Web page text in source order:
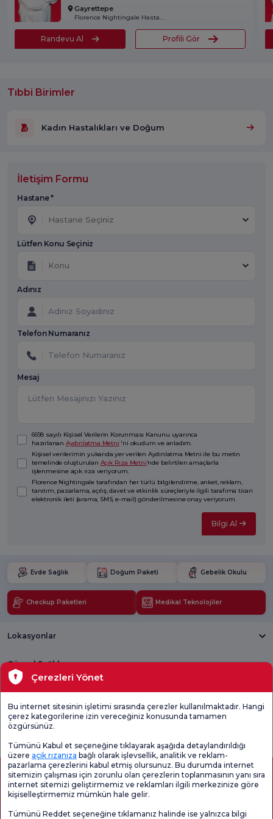
Gayrettepe
Florence Nightingale Hastanesi
Randevu Al Profili Gör
Tıbbi Birimler
Kadın Hastalıkları ve Doğum
İletişim Formu
Hastane *
Hastane Seçiniz
Lütfen Konu Seçiniz
Konu
Adınız
Telefon Numaranız
Mesaj
6698 sayılı Kişisel Verilerin Korunması Kanunu uyarınca
hazırlanan Aydınlatma Metni 'ni okudum ve anladım.
Kişisel verilerimin yukarıda yer verilen Aydınlatma Metni ile bu metin
temelinde oluşturulan Açık Rıza Metni’nde belirtilen amaçlarla
işlenmesine açık rıza veriyorum.
Florence Nightingale tarafından her türlü bilgilendirme, anket, reklam,
tanıtım, pazarlama, açılış, davet ve etkinlik süreçleriyle ilgili tarafıma ticari
elektronik ileti (arama, SMS, e-mail) gönderilmesine onay veriyorum.
Bilgi Al
Evde Sağlık Doğum Paketi Gebelik Okulu
Checkup Paketleri Medikal Teknolojiler
Lokasyonlar
Güncel Sağlık
Tıbbi Birimler
Genel
Memnuniyet
Çerezleri Yönet
Bu internet sitesinin işletimi sırasında çerezler kullanılmaktadır. Hangi
çerez kategorilerine izin vereceğiniz konusunda tamamen
özgürsünüz.
Tümünü Kabul et seçeneğine tıklayarak aşağıda detaylandırıldığı
üzere açık rızanıza bağlı olarak işlevsellik, analitik ve reklam-
pazarlama çerezlerini kabul etmiş olursunuz. Bu durumda internet
sitemizin çalışması için zorunlu olan çerezlerin toplanmasının yanı sıra
internet sitemizi geliştirmemiz ve reklamları ilgili merkezinize göre
kişiselleştirmemiz mümkün hale gelir.
Tümünü Reddet seçeneğine tıklamanız halinde ise yalnızca bilgi